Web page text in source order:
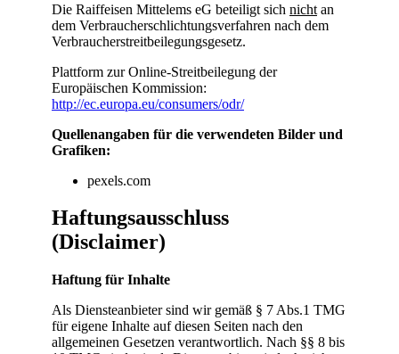
Die Raiffeisen Mittelems eG beteiligt sich nicht an
dem Verbraucherschlichtungsverfahren nach dem
Verbraucherstreitbeilegungsgesetz.
Plattform zur Online-Streitbeilegung der
Europäischen Kommission:
http://ec.europa.eu/consumers/odr/
Quellenangaben für die verwendeten Bilder und
Grafiken:
pexels.com
Haftungsausschluss
(Disclaimer)
Haftung für Inhalte
Als Diensteanbieter sind wir gemäß § 7 Abs.1 TMG
für eigene Inhalte auf diesen Seiten nach den
allgemeinen Gesetzen verantwortlich. Nach §§ 8 bis